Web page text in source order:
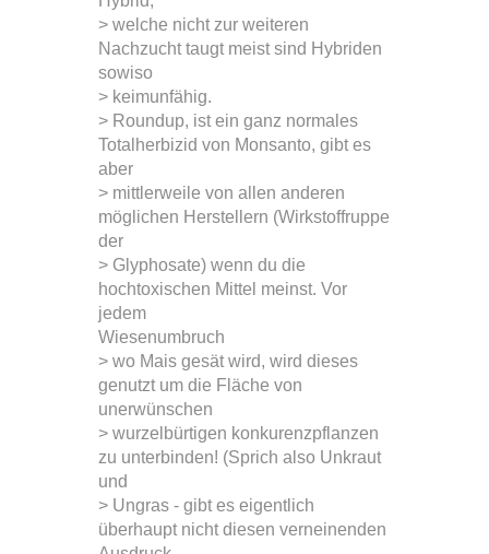
> welche nicht zur weiteren
Nachzucht taugt meist sind Hybriden
sowiso
> keimunfähig.
> Roundup, ist ein ganz normales
Totalherbizid von Monsanto, gibt es
aber
> mittlerweile von allen anderen
möglichen Herstellern (Wirkstoffruppe
der
> Glyphosate) wenn du die
hochtoxischen Mittel meinst. Vor
jedem
Wiesenumbruch
> wo Mais gesät wird, wird dieses
genutzt um die Fläche von
unerwünschen
> wurzelbürtigen konkurenzpflanzen
zu unterbinden! (Sprich also Unkraut
und
> Ungras - gibt es eigentlich
überhaupt nicht diesen verneinenden